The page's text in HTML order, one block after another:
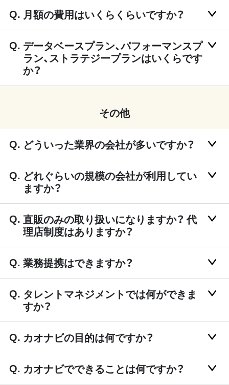
月額の費用はいくらくらいですか？
データベースプラン、パフォーマンスプ
ラン、ストラテジープランはいくらです
か？
その他
どういった業界の会社が多いですか？
どれぐらいの規模の会社が利用してい
ますか？
直販のみの取り扱いになりますか？ 代
理店制度はありますか？
業務提携はできますか？
タレントマネジメントでは何ができま
すか？
カオナビの目的は何ですか？
カオナビでできることは何ですか？